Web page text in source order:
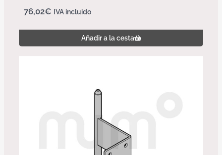
76,02€ IVA incluido
Añadir a la cesta